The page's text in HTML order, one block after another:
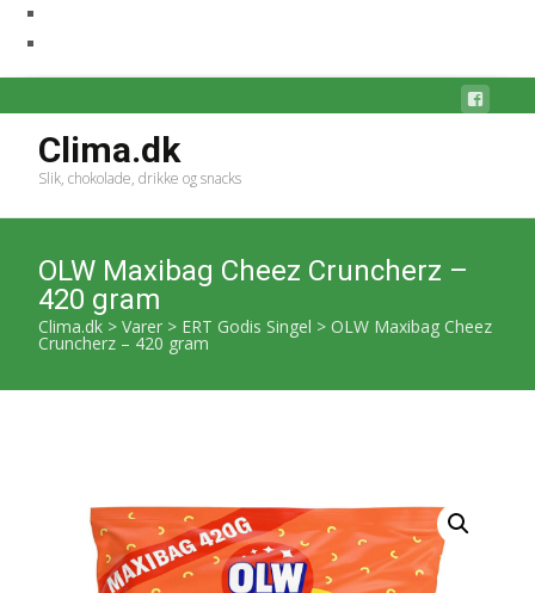
Clima.dk
Slik, chokolade, drikke og snacks
OLW Maxibag Cheez Cruncherz –
420 gram
Clima.dk > Varer > ERT Godis Singel > OLW Maxibag Cheez
Cruncherz – 420 gram